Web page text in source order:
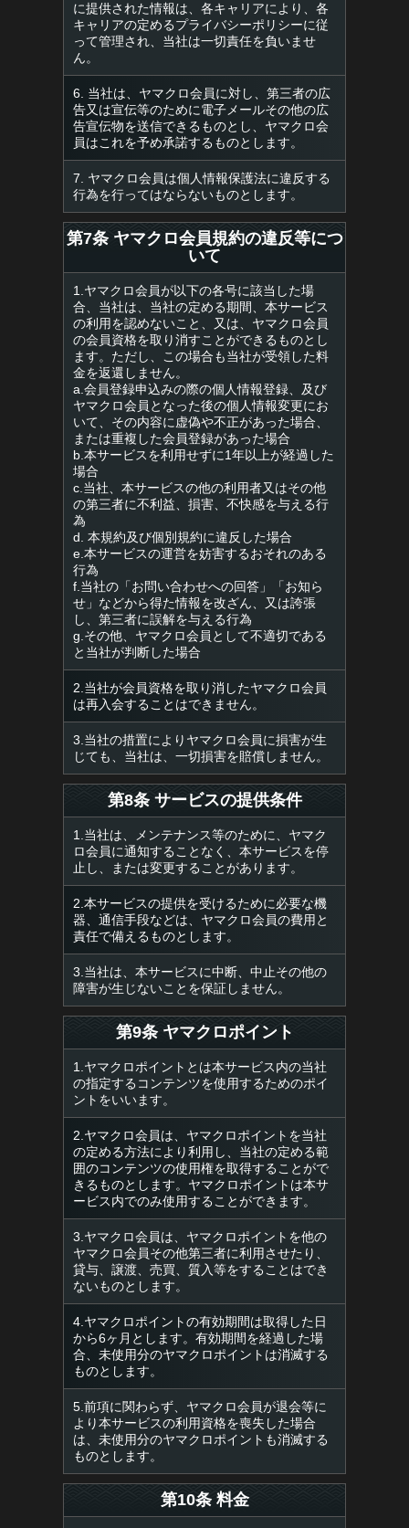
に提供された情報は、各キャリアにより、各
キャリアの定めるプライバシーポリシーに従
って管理され、当社は一切責任を負いませ
ん。
6. 当社は、ヤマクロ会員に対し、第三者の広
告又は宣伝等のために電子メールその他の広
告宣伝物を送信できるものとし、ヤマクロ会
員はこれを予め承諾するものとします。
7. ヤマクロ会員は個人情報保護法に違反する
行為を行ってはならないものとします。
第7条 ヤマクロ会員規約の違反等につ
いて
1.ヤマクロ会員が以下の各号に該当した場
合、当社は、当社の定める期間、本サービス
の利用を認めないこと、又は、ヤマクロ会員
の会員資格を取り消すことができるものとし
ます。ただし、この場合も当社が受領した料
金を返還しません。
a.会員登録申込みの際の個人情報登録、及び
ヤマクロ会員となった後の個人情報変更にお
いて、その内容に虚偽や不正があった場合、
または重複した会員登録があった場合
b.本サービスを利用せずに1年以上が経過した
場合
c.当社、本サービスの他の利用者又はその他
の第三者に不利益、損害、不快感を与える行
為
d. 本規約及び個別規約に違反した場合
e.本サービスの運営を妨害するおそれのある
行為
f.当社の「お問い合わせへの回答」「お知ら
せ」などから得た情報を改ざん、又は誇張
し、第三者に誤解を与える行為
g.その他、ヤマクロ会員として不適切である
と当社が判断した場合
2.当社が会員資格を取り消したヤマクロ会員
は再入会することはできません。
3.当社の措置によりヤマクロ会員に損害が生
じても、当社は、一切損害を賠償しません。
第8条 サービスの提供条件
1.当社は、メンテナンス等のために、ヤマク
ロ会員に通知することなく、本サービスを停
止し、または変更することがあります。
2.本サービスの提供を受けるために必要な機
器、通信手段などは、ヤマクロ会員の費用と
責任で備えるものとします。
3.当社は、本サービスに中断、中止その他の
障害が生じないことを保証しません。
第9条 ヤマクロポイント
1.ヤマクロポイントとは本サービス内の当社
の指定するコンテンツを使用するためのポイ
ントをいいます。
2.ヤマクロ会員は、ヤマクロポイントを当社
の定める方法により利用し、当社の定める範
囲のコンテンツの使用権を取得することがで
きるものとします。ヤマクロポイントは本サ
ービス内でのみ使用することができます。
3.ヤマクロ会員は、ヤマクロポイントを他の
ヤマクロ会員その他第三者に利用させたり、
貸与、譲渡、売買、質入等をすることはでき
ないものとします。
4.ヤマクロポイントの有効期間は取得した日
から6ヶ月とします。有効期間を経過した場
合、未使用分のヤマクロポイントは消滅する
ものとします。
5.前項に関わらず、ヤマクロ会員が退会等に
より本サービスの利用資格を喪失した場合
は、未使用分のヤマクロポイントも消滅する
ものとします。
第10条 料金